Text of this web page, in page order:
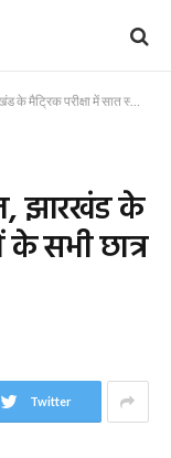
परीक्षा में सात स्कूलों के सभी छात्र फैल
झारखंड के
के सभी छात्र
Twitter